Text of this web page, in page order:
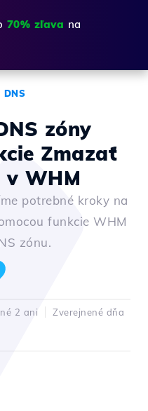
70% zľava na
DNS
zóny
Zmazať
v WHM
potrebné kroky na
funkcie WHM
zónu.
2 ani
Zverejnené dňa